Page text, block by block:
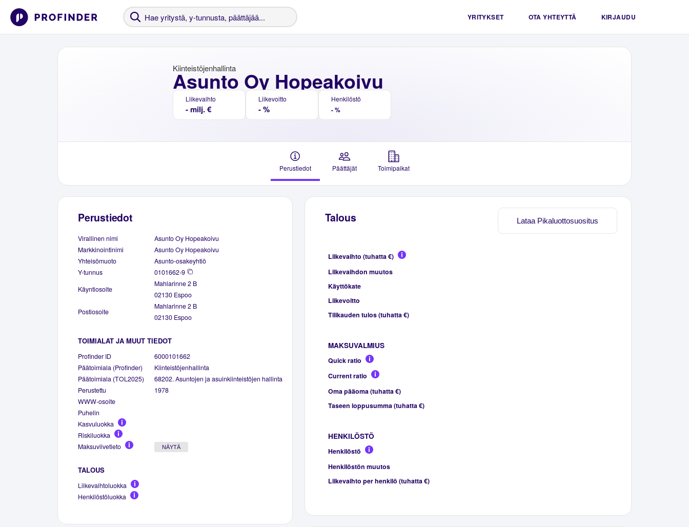
YRITYKSET OTA YHTEYTTÄ KIRJAUDU
Asunto Oy Hopeakoivu
Kiinteistöjenhallinta
Liikevaihto
- milj. €
Liikevoitto
- %
Henkilöstö
- %
Perustiedot Päättäjät Toimipaikat
Perustiedot
Virallinen nimi
Asunto Oy Hopeakoivu
Markkinointinimi
Asunto Oy Hopeakoivu
Yhteisömuoto
Asunto-osakeyhtiö
Y-tunnus
0101662-9
Käyntiosoite
Mahlarinne 2 B
02130 Espoo
Postiosoite
Mahlarinne 2 B
02130 Espoo
TOIMIALAT JA MUUT TIEDOT
Profinder ID
6000101662
Päätoimiala (Profinder)
Kiinteistöjenhallinta
Päätoimiala (TOL2025)
68202. Asuntojen ja asuinkiinteistöjen hallinta
Perustettu
1978
WWW-osoite
Puhelin
Kasvuluokka
Riskiluokka
Maksuviivetieto
NÄYTÄ
TALOUS
Liikevaihtoluokka
Henkilöstöluokka
Lataa Pikaluottosuositus
Talous
Liikevaihto (tuhatta €)
Liikevaihdon muutos
Käyttökate
Liikevoitto
Tilikauden tulos (tuhatta €)
MAKSUVALMIUS
Quick ratio
Current ratio
Oma pääoma (tuhatta €)
Taseen loppusumma (tuhatta €)
HENKILÖSTÖ
Henkilöstö
Henkilöstön muutos
Liikevaihto per henkilö (tuhatta €)